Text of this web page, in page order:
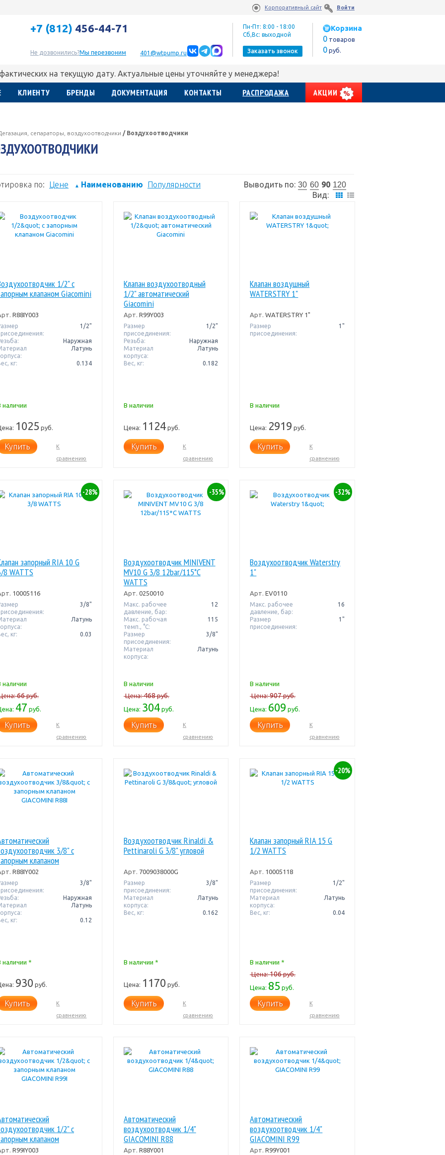
Корпоративный сайт Войти
+7 (812) 456-44-71
Не дозвонились?Мы перезвоним 401@wtpump.ru
Пн-Пт: 8:00 - 18:00
Сб,Вс: выходной
Заказать звонок
Корзина
0 товаров
0 руб.
на текущую дату. Актуальные цены уточняйте у менеджера!
КЛИЕНТУ БРЕНДЫ ДОКУМЕНТАЦИЯ КОНТАКТЫ РАСПРОДАЖА АКЦИИ
сепараторы, воздухоотводчики / Воздухоотводчики
по: Цене ▲ Наименованию Популярности Выводить по: 30 60 90 120
Вид:
1/2" с
клапаном Giacomini
R88IY003
1/2"
Наружная
Латунь
кг: 0.134
наличии
1025 руб.
Купить
К
сравнению
Клапан воздухоотводный
1/2" автоматический
Giacomini
Арт. R99Y003
Размер
присоединения:
1/2"
Резьба:
Наружная
Материал
корпуса:
Латунь
Вес, кг: 0.182
В наличии
Цена: 1124руб.
Купить
К
сравнению
Клапан воздушный
WATERSTRY 1"
Арт. WATERSTRY 1"
Размер
присоединения:
1"
В наличии
Цена: 2919 руб.
Купить
К
сравнению
-28%
запорный RIA 10 G
8 WATTS
10005116
3/8"
Латунь
кг: 0.03
наличии
66руб.
47 руб.
Купить
К
сравнению
-35%
Воздухоотводчик MINIVENT
MV10 G 3/8 12bar/115*C
WATTS
Арт. 0250010
Макс. рабочее
давление, бар:
12
Макс. рабочая
темп., °С:
115
Размер
присоединения:
3/8"
Материал
корпуса:
Латунь
В наличии
Цена:468руб.
Цена: 304руб.
Купить
К
сравнению
-32%
Воздухоотводчик Waterstry
1"
Арт. EV0110
Макс. рабочее
давление, бар:
16
Размер
присоединения:
1"
В наличии
Цена:907руб.
Цена: 609 руб.
Купить
К
сравнению
3/8" с
клапаном
R88I
R88IY002
3/8"
Наружная
Латунь
кг: 0.12
наличии *
930 руб.
Купить
К
сравнению
Воздухоотводчик Rinaldi &
Pettinaroli G 3/8" угловой
Арт. 7009038000G
Размер
присоединения:
3/8"
Материал
корпуса:
Латунь
Вес, кг: 0.162
В наличии *
Цена: 1170 руб.
Купить
К
сравнению
-20%
Клапан запорный RIA 15 G
1/2 WATTS
Арт. 10005118
Размер
присоединения:
1/2"
Материал
корпуса:
Латунь
Вес, кг: 0.04
В наличии *
Цена:106руб.
Цена: 85 руб.
Купить
К
сравнению
1/2" с
клапаном
R99I
R99IY003
Автоматический
воздухоотводчик 1/4"
GIACOMINI R88
Арт. R88Y001
Автоматический
воздухоотводчик 1/4"
GIACOMINI R99
Арт. R99Y001